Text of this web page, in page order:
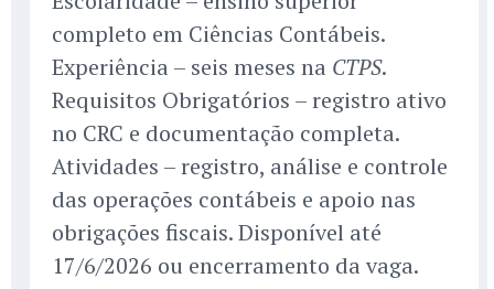
completo em Ciências Contábeis.
Experiência – seis meses na CTPS.
Requisitos Obrigatórios – registro ativo
no CRC e documentação completa.
Atividades – registro, análise e controle
das operações contábeis e apoio nas
obrigações fiscais. Disponível até
17/6/2026 ou encerramento da vaga.